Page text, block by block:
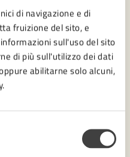
di navigazione e di
fruizione del sito, e
sull'uso del sito
di più sull'utilizzo dei dati
abilitarne solo alcuni,
03/11/24—AL 03/11/24
sul ‘Cittadino
in Malatestiana